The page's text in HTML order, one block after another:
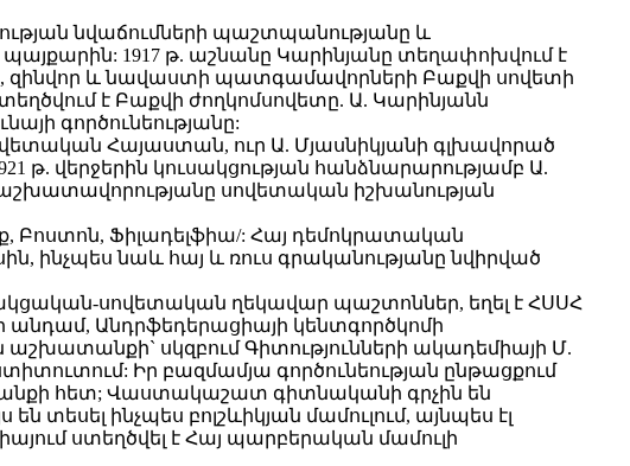
նվաճումների պաշտպանությանը և
1917 թ. աշնանը Կարինյանը տեղափոխվում է
զինվոր և նավաստի պատգամավորների Բաքվի սովետի
է Բաքվի ժողկոմսովետը. Ա. Կարինյանն
գործունեությանը:
Հայաստան, ուր Ա. Մյասնիկյանի գլխավորած
վերջերին կուսակցության հանձնարարությամբ Ա.
աշխատավորությանը սովետական իշխանության
Բոստոն, Ֆիլադելֆիա/: Հայ դեմոկրատական
նաև հայ և ռուս գրականությանը նվիրված
սովետական ղեկավար պաշտոններ, եղել է ՀՍՍՀ
անդամ, Անդրֆեդերացիայի կենտգործկոմի
սկզբում Գիտությունների ակադեմիայի Մ.
Իր բազմամյա գործունեության ընթացքում
հետ; Վաստակաշատ գիտնականի գրչին են
ինչպես բոլշևիկյան մամուլում, այնպես էլ
ստեղծվել է Հայ պարբերական մամուլի